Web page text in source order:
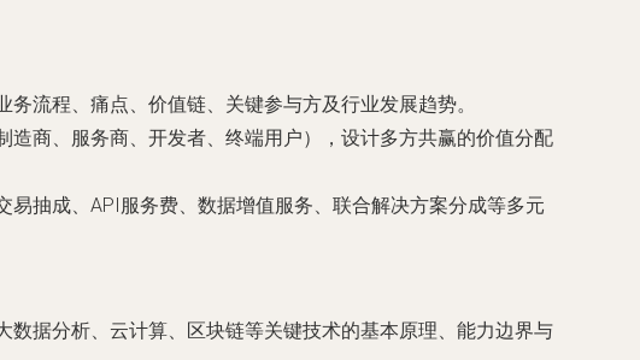
流程、痛点、价值链、关键参与方及行业发展趋势。
商、服务商、开发者、终端用户），设计多方共赢的价值分配
易抽成、API服务费、数据增值服务、联合解决方案分成等多元
据分析、云计算、区块链等关键技术的基本原理、能力边界与